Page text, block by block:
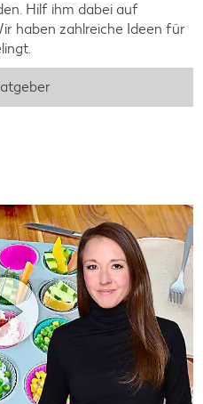
Hilf ihm dabei auf
haben zahlreiche Ideen für